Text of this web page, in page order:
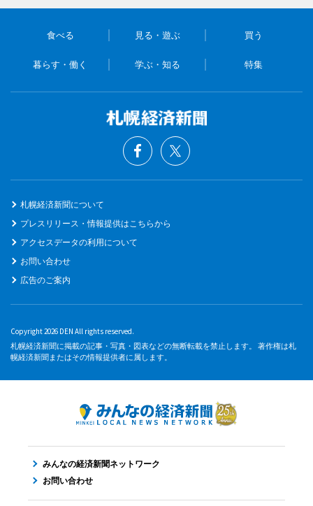
食べる 見る・遊ぶ 買う
暮らす・働く 学ぶ・知る 特集
札幌経済新聞について
プレスリリース・情報提供はこちらから
アクセスデータの利用について
お問い合わせ
広告のご案内
Copyright 2026 DEN All rights reserved.
札幌経済新聞に掲載の記事・写真・図表などの無断転載を禁止します。 著作権は札
幌経済新聞またはその情報提供者に属します。
みんなの経済新聞ネットワーク
お問い合わせ